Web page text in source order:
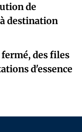
de
destination
des files
d'essence